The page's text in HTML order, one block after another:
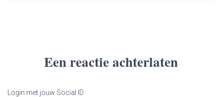
Een reactie achterlaten
Login met jouw Social ID